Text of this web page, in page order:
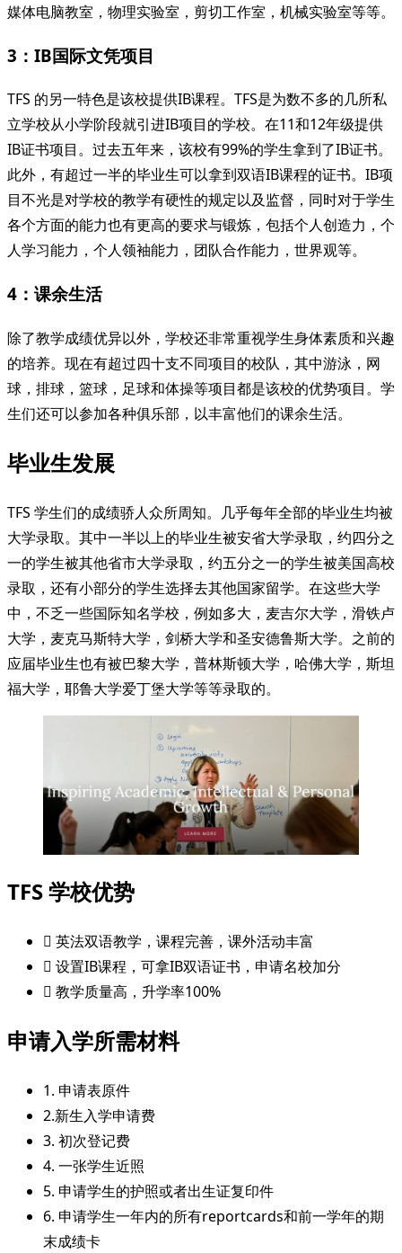
媒体电脑教室，物理实验室，剪切工作室，机械实验室等等。
3：IB国际文凭项目
TFS 的另一特色是该校提供IB课程。TFS是为数不多的几所私
立学校从小学阶段就引进IB项目的学校。在11和12年级提供
IB证书项目。过去五年来，该校有99%的学生拿到了IB证书。
此外，有超过一半的毕业生可以拿到双语IB课程的证书。IB项
目不光是对学校的教学有硬性的规定以及监督，同时对于学生
各个方面的能力也有更高的要求与锻炼，包括个人创造力，个
人学习能力，个人领袖能力，团队合作能力，世界观等。
4：课余生活
除了教学成绩优异以外，学校还非常重视学生身体素质和兴趣
的培养。现在有超过四十支不同项目的校队，其中游泳，网
球，排球，篮球，足球和体操等项目都是该校的优势项目。学
生们还可以参加各种俱乐部，以丰富他们的课余生活。
毕业生发展
TFS 学生们的成绩骄人众所周知。几乎每年全部的毕业生均被
大学录取。其中一半以上的毕业生被安省大学录取，约四分之
一的学生被其他省市大学录取，约五分之一的学生被美国高校
录取，还有小部分的学生选择去其他国家留学。在这些大学
中，不乏一些国际知名学校，例如多大，麦吉尔大学，滑铁卢
大学，麦克马斯特大学，剑桥大学和圣安德鲁斯大学。之前的
应届毕业生也有被巴黎大学，普林斯顿大学，哈佛大学，斯坦
福大学，耶鲁大学爱丁堡大学等等录取的。
TFS 学校优势
 英法双语教学，课程完善，课外活动丰富
 设置IB课程，可拿IB双语证书，申请名校加分
 教学质量高，升学率100%
申请入学所需材料
1. 申请表原件
2.新生入学申请费
3. 初次登记费
4. 一张学生近照
5. 申请学生的护照或者出生证复印件
6. 申请学生一年内的所有reportcards和前一学年的期
末成绩卡